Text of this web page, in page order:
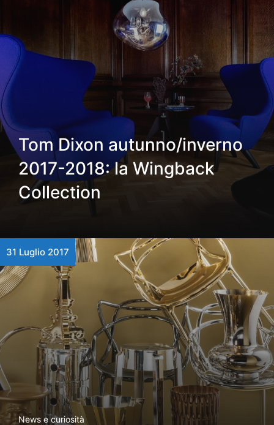
Tom Dixon autunno/inverno
2017-2018: la Wingback
Collection
31 Luglio 2017
News e curiosità